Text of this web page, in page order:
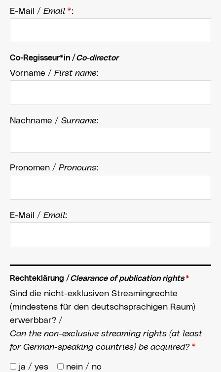
E-Mail / Email *:
Co-Regisseur*in /Co-director
Vorname / First name:
Nachname / Surname:
Pronomen / Pronouns:
E-Mail / Email:
Rechteklärung /Clearance of publication rights*
Sind die nicht-exklusiven Streamingrechte
(mindestens für den deutschsprachigen Raum)
erwerbbar? /
Can the non-exclusive streaming rights (at least
for German-speaking countries) be acquired? *
ja / yes nein / no